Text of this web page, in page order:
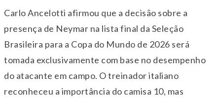
Carlo Ancelotti afirmou que a decisão sobre a
presença de Neymar na lista final da Seleção
Brasileira para a Copa do Mundo de 2026 será
tomada exclusivamente com base no desempenho
do atacante em campo. O treinador italiano
reconheceu a importância do camisa 10, mas